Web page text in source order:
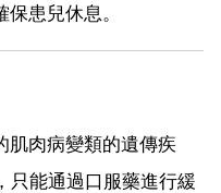
患兒休息。
肌肉病變類的遺傳疾
只能通過口服藥進行緩